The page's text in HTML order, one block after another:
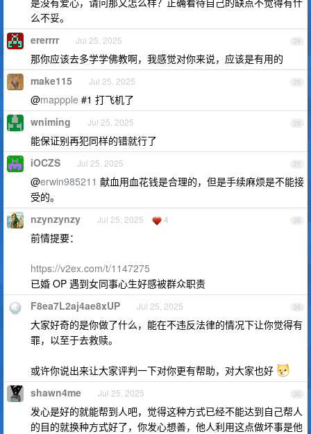
么不妥。
24
ererrrr Jul 25, 2025
那你应该去多学学佛教啊，我感觉对你来说，应该是有用的
25
make115 Jul 25, 2025
@mappple #1 打飞机了
26
wniming Jul 25, 2025
能保证别再犯同样的错就行了
27
iOCZS Jul 25, 2025
@erwin985211 献血用血花钱是合理的，但是手续麻烦是不能接
受的。
28
nzynzynzy Jul 25, 2025 4
前情提要：
https://v2ex.com/t/1147275
已婚 OP 遇到女同事心生好感被群众职责
29
F8ea7L2aj4ae8xUP Jul 25, 2025
大家好奇的是你做了什么，能在不违反法律的情况下让你觉得有
罪，以至于去救赎。
或许你说出来让大家评判一下对你更有帮助，对大家也好
30
shawn4me Jul 25, 2025
发心是好的就能帮到人吧，觉得这种方式已经不能达到自己帮人
的目的就换种方式好了，你发心想善，他人利用这点做坏事是他